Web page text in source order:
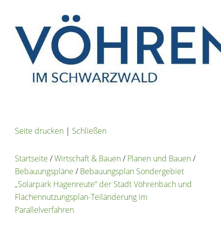
Seite drucken | Schließen
Startseite /Wirtschaft & Bauen/Planen und Bauen/
Bebauungspläne /Bebauungsplan Sondergebiet
„Solarpark Hagenreute“ der Stadt Vöhrenbach und
Flächennutzungsplan-Teiländerung im
Parallelverfahren